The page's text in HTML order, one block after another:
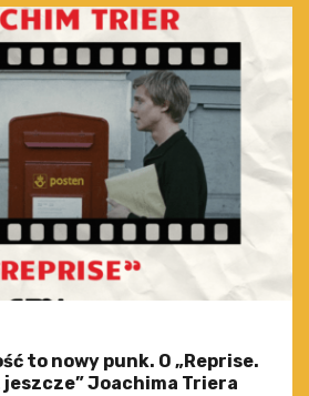
to nowy punk. O „Reprise.
Joachima Triera